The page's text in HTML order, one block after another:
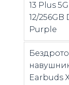
13 Plus 5G
12/256GB
Purple
Earbuds